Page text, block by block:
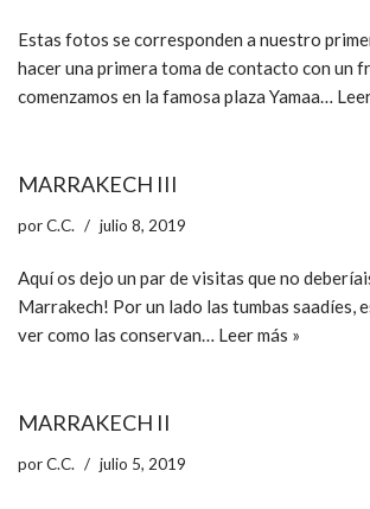
Estas fotos se corresponden a nuestro
hacer una primera toma de contacto con un
comenzamos en la famosa plaza Yamaa…
MARRAKECH III
porC.C. julio 8, 2019
Aquí os dejo un par de visitas que no
Marrakech! Por un lado las tumbas saadíes,
ver como las conservan… Leer más »
MARRAKECH II
porC.C. julio 5, 2019